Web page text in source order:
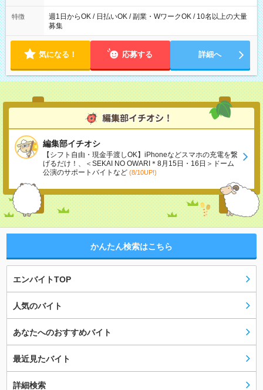
特徴
週1日からOK / 日払いOK / 副業・WワークOK / 10名以上の大量
募集
気になる！ 応募する 詳細へ
編集部イチオシ
【シフト自由・現金手渡しOK】iPhoneなどスマホの充電を繋
げるだけ！、＜SEKAI NO OWARI＊8月15日・16日＞ドーム
公演のサポートバイトなど (8/10UP!)
かんたん検索はこちら
エンバイトTOP
人気のバイト
あなたへのおすすめバイト
最近見たバイト
詳細検索